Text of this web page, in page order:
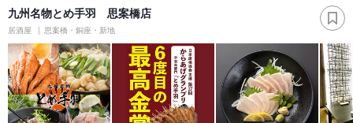
九州名物とめ手羽 思案橋店
居酒屋 思案橋・銅座・新地